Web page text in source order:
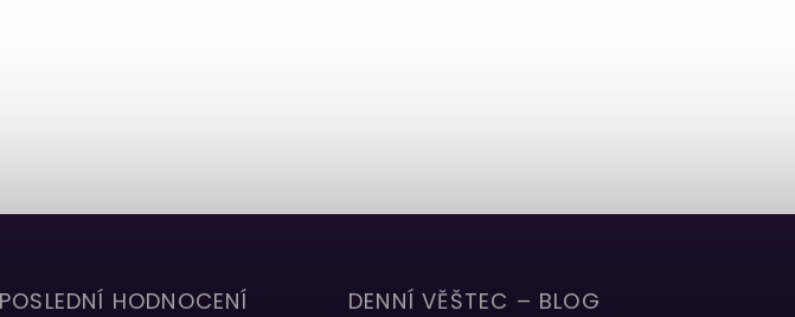
POSLEDNÍ HODNOCENÍ
DENNÍ VĚŠTEC – BLOG